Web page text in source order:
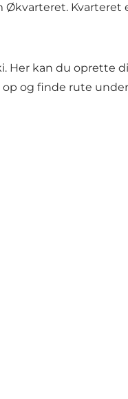
Økvarteret.
Her kan du
og finde rute